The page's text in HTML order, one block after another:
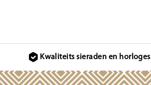
Kwaliteits sieraden en horloges